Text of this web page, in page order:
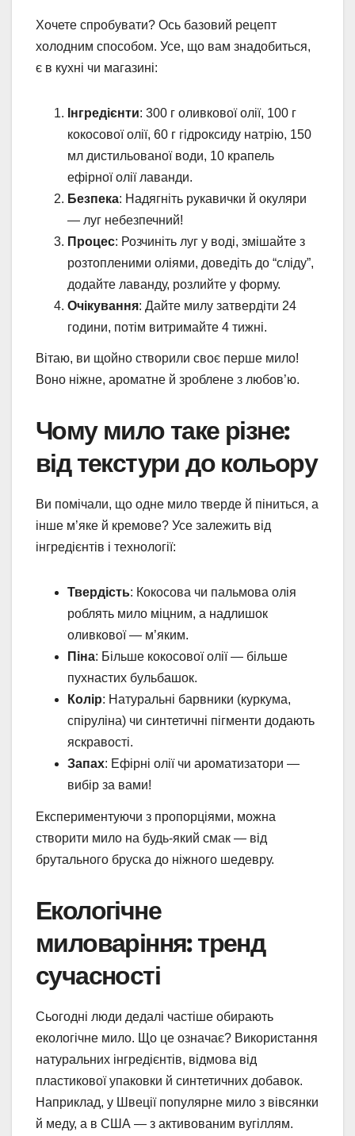
Хочете спробувати? Ось базовий рецепт
холодним способом. Усе, що вам знадобиться,
є в кухні чи магазині:
Інгредієнти: 300 г оливкової олії, 100 г
кокосової олії, 60 г гідроксиду натрію, 150
мл дистильованої води, 10 крапель
ефірної олії лаванди.
Безпека: Надягніть рукавички й окуляри
— луг небезпечний!
Процес: Розчиніть луг у воді, змішайте з
розтопленими оліями, доведіть до “сліду”,
додайте лаванду, розлийте у форму.
Очікування: Дайте милу затвердіти 24
години, потім витримайте 4 тижні.
Вітаю, ви щойно створили своє перше мило!
Воно ніжне, ароматне й зроблене з любов’ю.
Чому мило таке різне:
від текстури до кольору
Ви помічали, що одне мило тверде й піниться, а
інше м’яке й кремове? Усе залежить від
інгредієнтів і технології:
Твердість: Кокосова чи пальмова олія
роблять мило міцним, а надлишок
оливкової — м’яким.
Піна: Більше кокосової олії — більше
пухнастих бульбашок.
Колір: Натуральні барвники (куркума,
спіруліна) чи синтетичні пігменти додають
яскравості.
Запах: Ефірні олії чи ароматизатори —
вибір за вами!
Експериментуючи з пропорціями, можна
створити мило на будь-який смак — від
брутального бруска до ніжного шедевру.
Екологічне
миловаріння: тренд
сучасності
Сьогодні люди дедалі частіше обирають
екологічне мило. Що це означає? Використання
натуральних інгредієнтів, відмова від
пластикової упаковки й синтетичних добавок.
Наприклад, у Швеції популярне мило з вівсянки
й меду, а в США — з активованим вугіллям.